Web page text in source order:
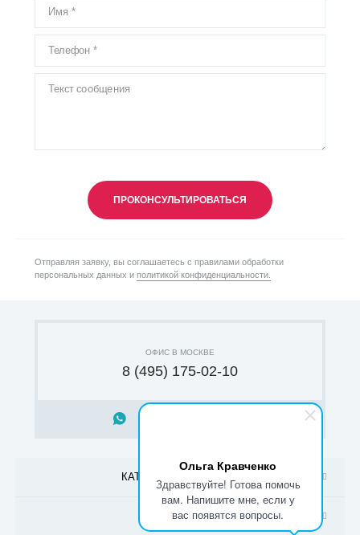
Ольга Кравченко
Здравствуйте! Готова помочь
вам. Напишите мне, если у
вас появятся вопросы.
ПРОКОНСУЛЬТИРОВАТЬСЯ
Отправляя заявку, вы соглашаетесь с правилами обработки
персональных данных и политикой конфиденциальности.
КАТАЛОГ ПРОДУКЦИИ
ПОКУПАТЕЛЮ
ОФИС В МОСКВЕ
8 (495) 175-02-10